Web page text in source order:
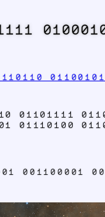
01101111
01110100
001100001